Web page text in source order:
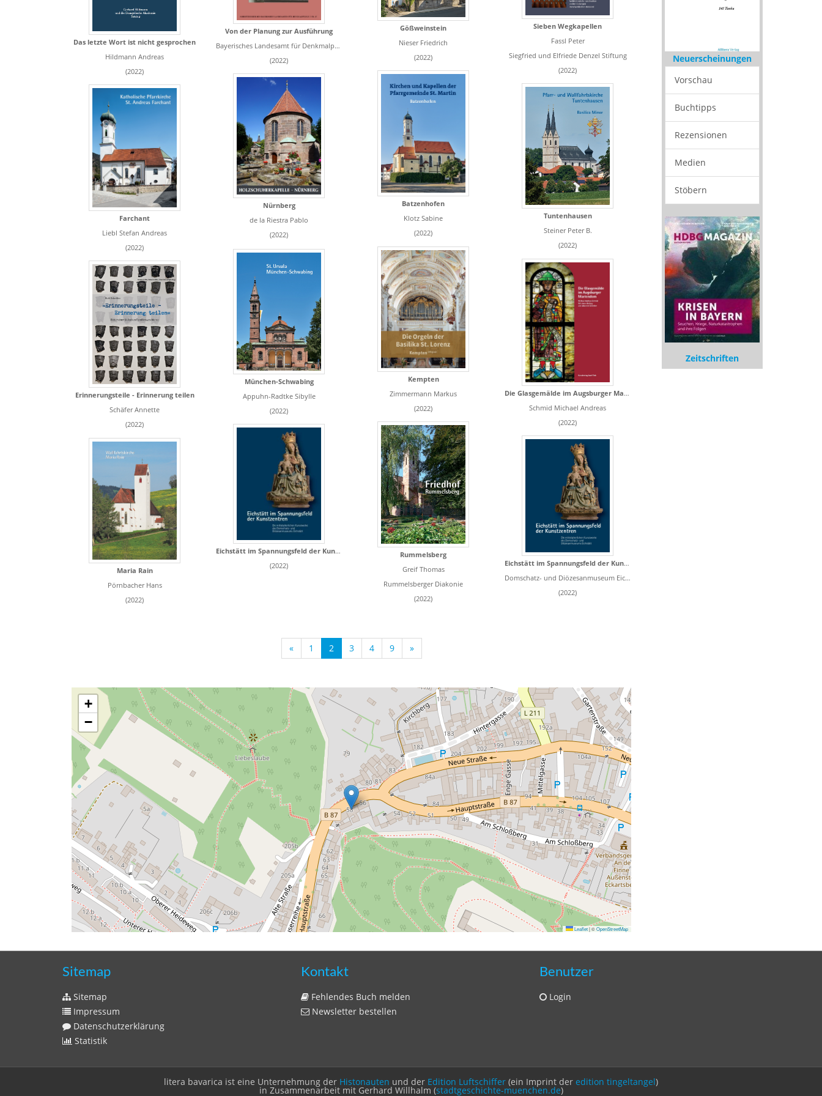
Das letzte Wort ist nicht gesprochen
Hildmann Andreas
(2022)
Von der Planung zur Ausführung
Bayerisches Landesamt für Denkmalpflege
(2022)
Gößweinstein
Nieser Friedrich
(2022)
Sieben Wegkapellen
Fassl Peter
Siegfried und Elfriede Denzel Stiftung
(2022)
Batzenhofen
Klotz Sabine
(2022)
Nürnberg
de la Riestra Pablo
(2022)
Tuntenhausen
Steiner Peter B.
(2022)
Farchant
Liebl Stefan Andreas
(2022)
Kempten
Zimmermann Markus
(2022)
München-Schwabing
Appuhn-Radtke Sibylle
(2022)
Die Glasgemälde im Augsburger Mariendom
Schmid Michael Andreas
(2022)
Erinnerungsteile - Erinnerung teilen
Schäfer Annette
(2022)
Rummelsberg
Greif Thomas
Rummelsberger Diakonie
(2022)
Eichstätt im Spannungsfeld der Kunstzentren
(2022)
Eichstätt im Spannungsfeld der Kunstzentren
Domschatz- und Diözesanmuseum Eichstätt
(2022)
Maria Rain
Pörnbacher Hans
(2022)
« 1 2 3 4 9 »
+
−
Leaflet|©OpenStreetMap
Neuerscheinungen
Vorschau
Buchtipps
Rezensionen
Medien
Stöbern
Zeitschriften
Sitemap
Sitemap
Impressum
Datenschutzerklärung
Statistik
Kontakt
Fehlendes Buch melden
Newsletter bestellen
Benutzer
Login
litera bavarica ist eine Unternehmung der Histonauten und der Edition Luftschiffer (ein Imprint der edition tingeltangel)
in Zusammenarbeit mit Gerhard Willhalm (stadtgeschichte-muenchen.de)